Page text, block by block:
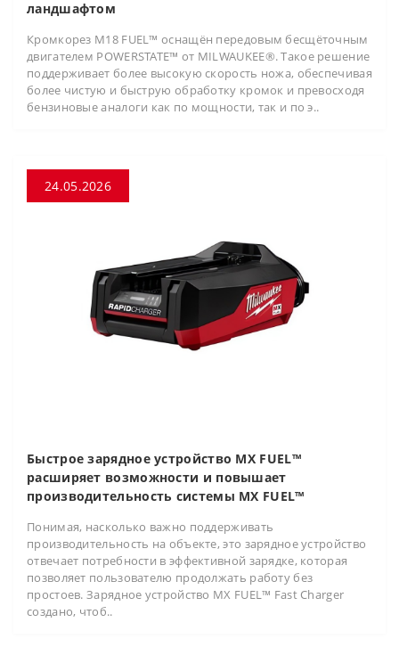
ландшафтом
Кромкорез M18 FUEL™ оснащён передовым бесщёточным
двигателем POWERSTATE™ от MILWAUKEE®. Такое решение
поддерживает более высокую скорость ножа, обеспечивая
более чистую и быструю обработку кромок и превосходя
бензиновые аналоги как по мощности, так и по э..
24.05.2026
Быстрое зарядное устройство MX FUEL™
расширяет возможности и повышает
производительность системы MX FUEL™
Понимая, насколько важно поддерживать
производительность на объекте, это зарядное устройство
отвечает потребности в эффективной зарядке, которая
позволяет пользователю продолжать работу без
простоев. Зарядное устройство MX FUEL™ Fast Charger
создано, чтоб..